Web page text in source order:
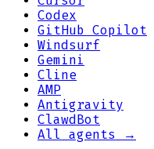
Codex
GitHub Copilot
Windsurf
Gemini
Cline
AMP
Antigravity
ClawdBot
All agents →